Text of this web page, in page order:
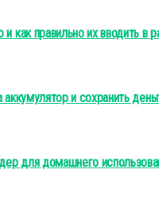
как правильно их вводить в
и сохранить
для домашнего